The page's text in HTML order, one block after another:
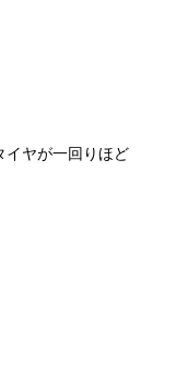
イヤが一回りほど